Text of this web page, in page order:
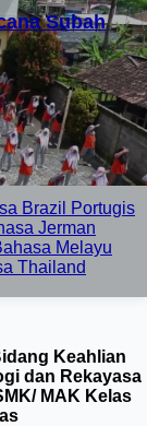
Subah
Brazil Portugis
Jerman
Melayu
Thailand
Keahlian
dan Rekayasa
MAK Kelas